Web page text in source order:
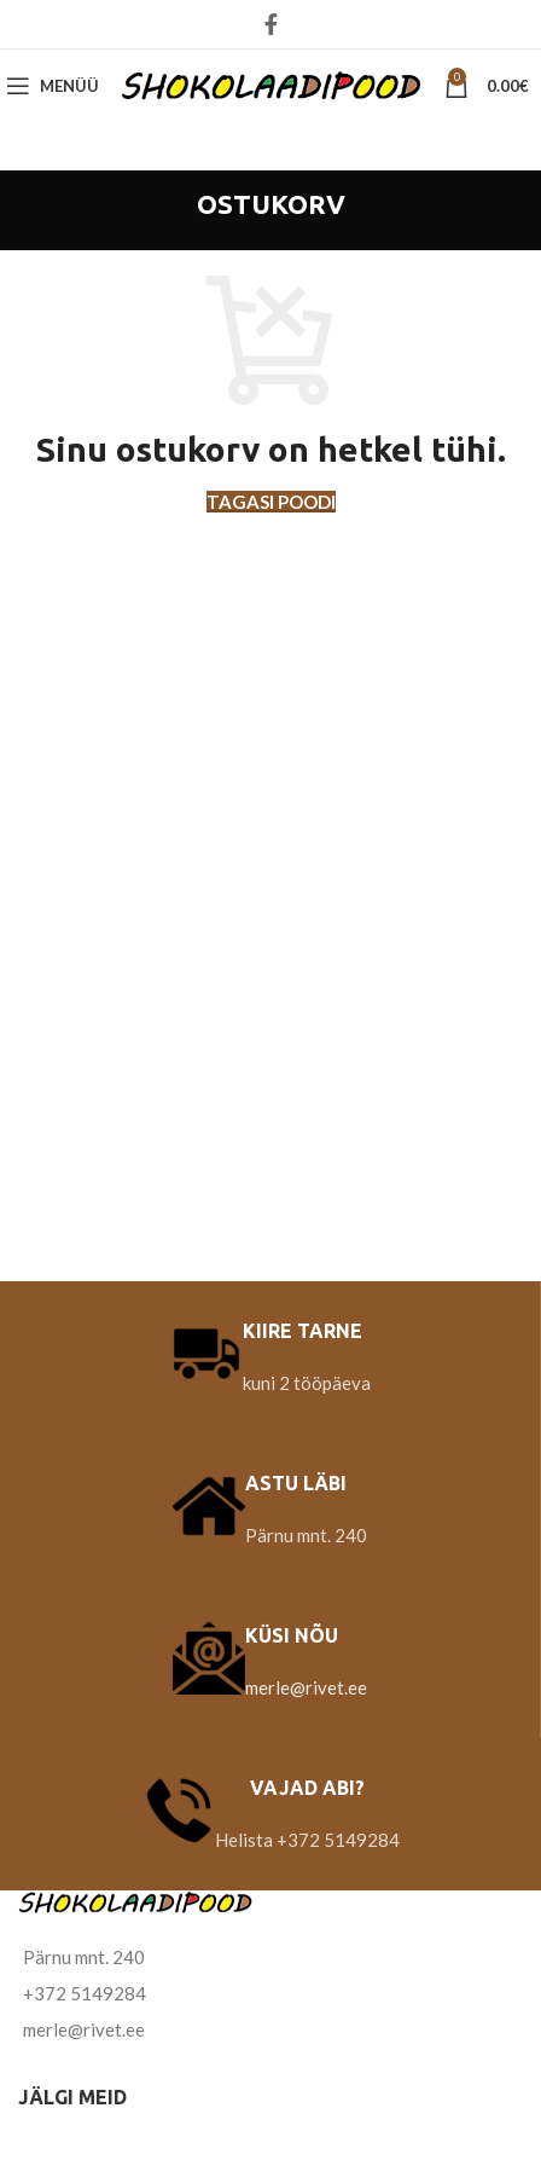
MENÜÜ 0 0.00€
OSTUKORV
Sinu ostukorv on hetkel tühi.
TAGASI POODI
KIIRE TARNE
kuni 2 tööpäeva
ASTU LÄBI
Pärnu mnt. 240
KÜSI NÕU
merle@rivet.ee
VAJAD ABI?
Helista +372 5149284
Pärnu mnt. 240
+372 5149284
merle@rivet.ee
JÄLGI MEID